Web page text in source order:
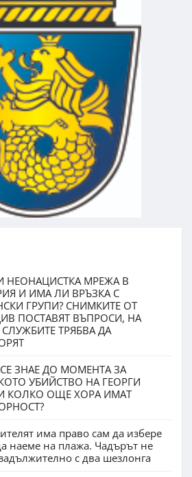
НЕОНАЦИСТКА МРЕЖА В
И ИМА ЛИ ВРЪЗКА С
ГРУПИ? СНИМКИТЕ ОТ
ПОСТАВЯТ ВЪПРОСИ, НА
ТРЯБВА ДА
ЗНАЕ ДО МОМЕНТА ЗА
УБИЙСТВО НА ГЕОРГИ
КОЛКО ОЩЕ ХОРА ИМАТ
има право сам да избере
наеме на плажа. Чадърът не
с два шезлонга